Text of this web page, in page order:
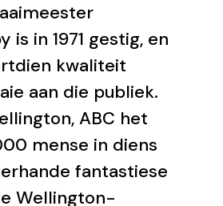
is in 1971 gestig, en
kwaliteit
aan die publiek.
ABC het
mense in diens
fantastiese
Wellington-